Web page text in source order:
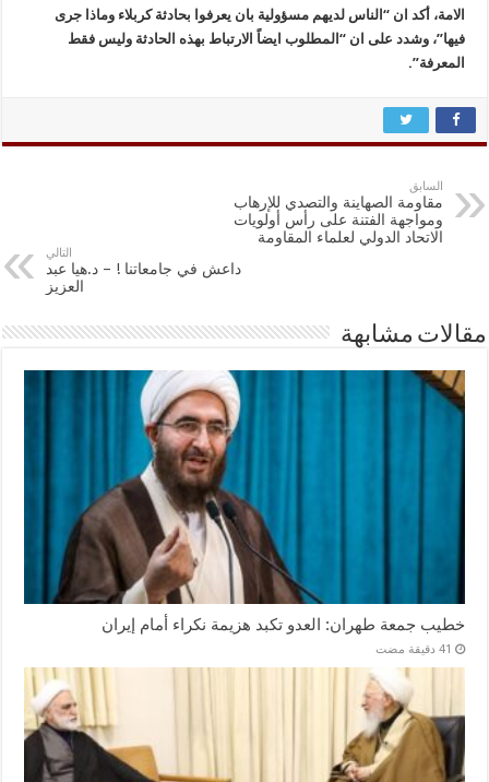
الامة، أكد ان “الناس لديهم مسؤولية بان يعرفوا بحادثة كربلاء وماذا جرى
فيها”، وشدد على ان “المطلوب ايضاً الارتباط بهذه الحادثة وليس فقط
المعرفة”.
السابق
مقاومة الصهاينة والتصدي للإرهاب
ومواجهة الفتنة على رأس أولويات
الاتحاد الدولي لعلماء المقاومة
التالي
داعش في جامعاتنا ! – د.هيا عبد
العزيز
مقالات مشابهة
خطيب جمعة طهران: العدو تكبد هزيمة نكراء أمام إيران